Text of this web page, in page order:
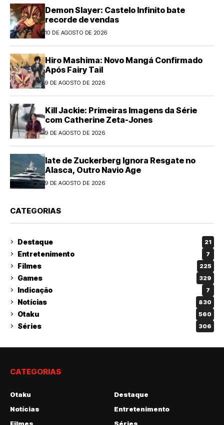
Demon Slayer: Castelo Infinito bate
recorde de vendas
10 DE AGOSTO DE 2026
Hiro Mashima: Novo Mangá Confirmado
Após Fairy Tail
9 DE AGOSTO DE 2026
Kill Jackie: Primeiras Imagens da Série
com Catherine Zeta-Jones
9 DE AGOSTO DE 2026
Iate de Zuckerberg Ignora Resgate no
Alasca, Outro Navio Age
9 DE AGOSTO DE 2026
CATEGORIAS
Destaque 21
Entretenimento 7
Filmes 225
Games 329
Indicação 7
Notícias 830
Otaku 560
Séries 306
CATEGORIAS
Otaku
Destaque
Notícias
Entretenimento
Filmes
Séries